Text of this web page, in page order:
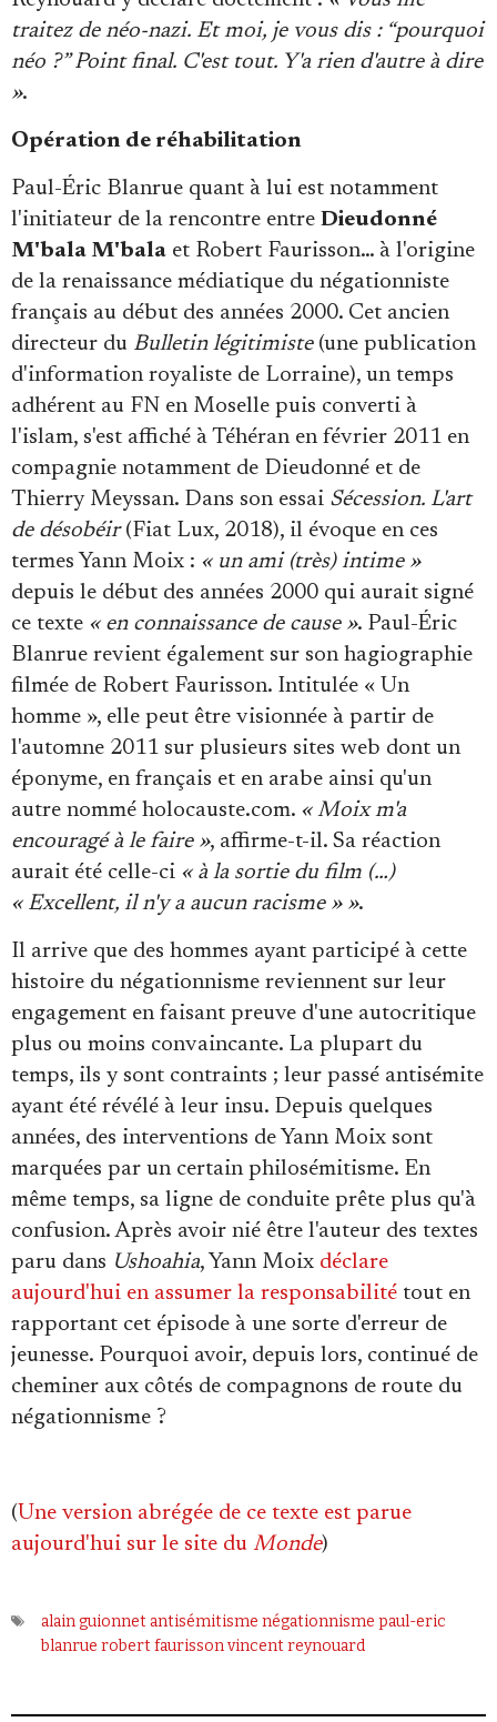
traitez de néo-nazi. Et moi, je vous dis : “pourquoi
néo ?” Point final. C'est tout. Y'a rien d'autre à dire
».
Opération de réhabilitation
Paul-Éric Blanrue quant à lui est notamment
l'initiateur de la rencontre entre Dieudonné
M'bala M'bala et Robert Faurisson… à l'origine
de la renaissance médiatique du négationniste
français au début des années 2000. Cet ancien
directeur du Bulletin légitimiste (une publication
d'information royaliste de Lorraine), un temps
adhérent au FN en Moselle puis converti à
l'islam, s'est affiché à Téhéran en février 2011 en
compagnie notamment de Dieudonné et de
Thierry Meyssan. Dans son essai Sécession. L'art
de désobéir(Fiat Lux, 2018), il évoque en ces
termes Yann Moix : « un ami (très) intime »
depuis le début des années 2000 qui aurait signé
ce texte « en connaissance de cause ». Paul-Éric
Blanrue revient également sur son hagiographie
filmée de Robert Faurisson. Intitulée « Un
homme », elle peut être visionnée à partir de
l'automne 2011 sur plusieurs sites web dont un
éponyme, en français et en arabe ainsi qu'un
autre nommé holocauste.com. « Moix m'a
encouragé à le faire », affirme-t-il. Sa réaction
aurait été celle-ci « à la sortie du film (…)
« Excellent, il n'y a aucun racisme » ».
Il arrive que des hommes ayant participé à cette
histoire du négationnisme reviennent sur leur
engagement en faisant preuve d'une autocritique
plus ou moins convaincante. La plupart du
temps, ils y sont contraints ; leur passé antisémite
ayant été révélé à leur insu. Depuis quelques
années, des interventions de Yann Moix sont
marquées par un certain philosémitisme. En
même temps, sa ligne de conduite prête plus qu'à
confusion. Après avoir nié être l'auteur des textes
paru dans Ushoahia, Yann Moix déclare
aujourd'hui en assumer la responsabilité tout en
rapportant cet épisode à une sorte d'erreur de
jeunesse. Pourquoi avoir, depuis lors, continué de
cheminer aux côtés de compagnons de route du
négationnisme ?
(Une version abrégée de ce texte est parue
aujourd'hui sur le site du Monde)
alain guionnet antisémitisme négationnisme paul-eric
blanrue robert faurissonvincent reynouard